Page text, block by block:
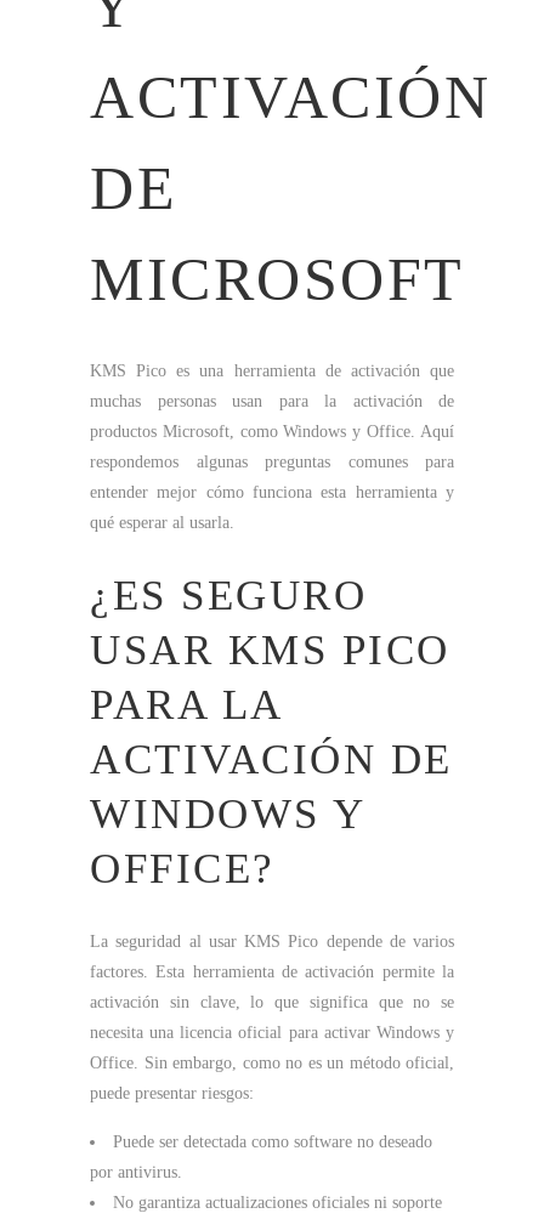
ACTIVACIÓN
DE
MICROSOFT
KMS Pico es una herramienta de activación que
muchas personas usan para la activación de
productos Microsoft, como Windows y Office. Aquí
respondemos algunas preguntas comunes para
entender mejor cómo funciona esta herramienta y
qué esperar al usarla.
¿ES SEGURO
USAR KMS PICO
PARA LA
ACTIVACIÓN DE
WINDOWS Y
OFFICE?
La seguridad al usar KMS Pico depende de varios
factores. Esta herramienta de activación permite la
activación sin clave, lo que significa que no se
necesita una licencia oficial para activar Windows y
Office. Sin embargo, como no es un método oficial,
puede presentar riesgos:
Puede ser detectada como software no deseado
por antivirus.
No garantiza actualizaciones oficiales ni soporte